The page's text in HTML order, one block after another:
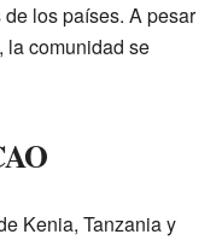
los países. A pesar
la comunidad se
Kenia, Tanzania y